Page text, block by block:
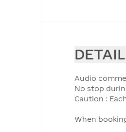
Audio
No stop
Caution :
When